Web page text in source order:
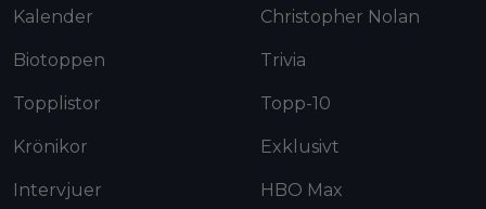
Kalender
Biotoppen
Topplistor
Krönikor
Intervjuer
Christopher Nolan
Trivia
Topp-10
Exklusivt
HBO Max